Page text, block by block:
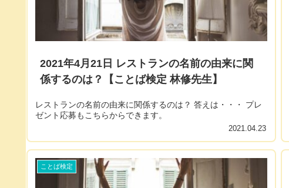
2021年4月21日 レストランの名前の由来に関
係するのは？【ことば検定 林修先生】
レストランの名前の由来に関係するのは？ 答えは・・・ プレ
ゼント応募もこちらからできます。
2021.04.23
ことば検定